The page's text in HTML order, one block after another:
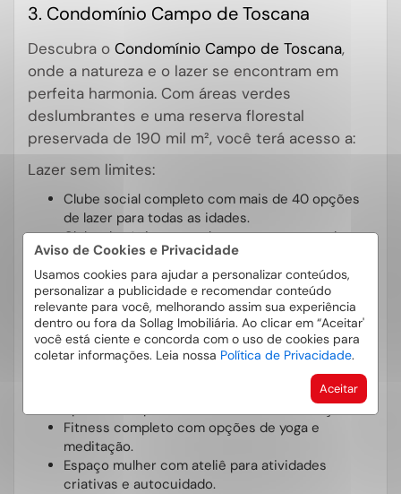
Aviso de Cookies e Privacidade
Usamos cookies para ajudar a personalizar conteúdos,
personalizar a publicidade e recomendar conteúdo
relevante para você, melhorando assim sua experiência
dentro ou fora da Sollag Imobiliária. Ao clicar em “Aceitar'
você está ciente e concorda com o uso de cookies para
coletar informações. Leia nossa Política de Privacidade.
Aceitar
3. Condomínio Campo de Toscana
Descubra o Condomínio Campo de Toscana,
onde a natureza e o lazer se encontram em
perfeita harmonia. Com áreas verdes
deslumbrantes e uma reserva florestal
preservada de 190 mil m², você terá acesso a:
Lazer sem limites:
Clube social completo com mais de 40 opções
de lazer para todas as idades.
Clube de tênis e squash para os amantes de
raquetes.
Piscina adulto e infantil, com raia de 25 metros e
diversão segura para os pequenos.
Espaços de convívio, como deck molhado,
quadra de vôlei de areia, salão de jogos e salão
gourmet.
Spa e sauna para relaxamento e revitalização.
Fitness completo com opções de yoga e
meditação.
Espaço mulher com ateliê para atividades
criativas e autocuidado.